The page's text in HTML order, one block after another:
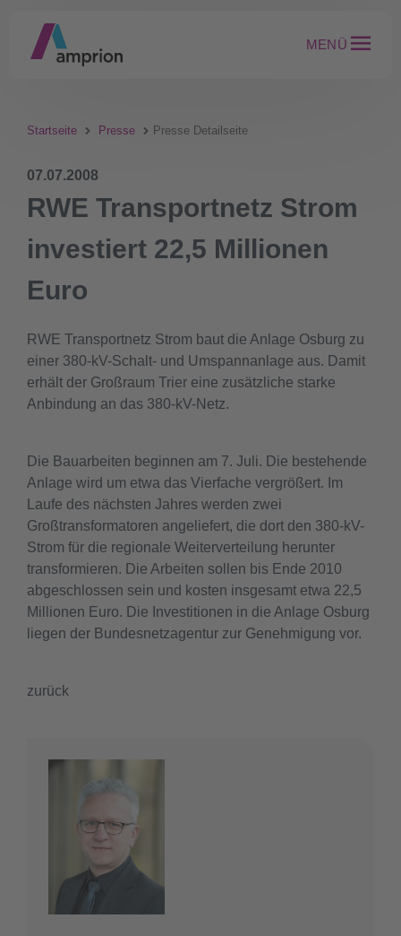
MENÜ
Startseite Presse Presse Detailseite
07.07.2008
RWE Transportnetz Strom
investiert 22,5 Millionen
Euro
RWE Transportnetz Strom baut die Anlage Osburg zu
einer 380-kV-Schalt- und Umspannanlage aus. Damit
erhält der Großraum Trier eine zusätzliche starke
Anbindung an das 380-kV-Netz.
Die Bauarbeiten beginnen am 7. Juli. Die bestehende
Anlage wird um etwa das Vierfache vergrößert. Im
Laufe des nächsten Jahres werden zwei
Großtransformatoren angeliefert, die dort den 380-kV-
Strom für die regionale Weiterverteilung herunter
transformieren. Die Arbeiten sollen bis Ende 2010
abgeschlossen sein und kosten insgesamt etwa 22,5
Millionen Euro. Die Investitionen in die Anlage Osburg
liegen der Bundesnetzagentur zur Genehmigung vor.
zurück